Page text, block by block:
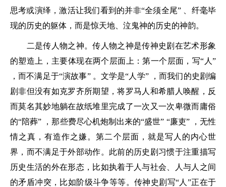
思考或演绎，激活让我们看到的并非“全须全尾” 、纤毫毕
现的历史的躯体，而是惊天地、泣鬼神的历史的神韵。
二是传人物之神。传人物之神是传神史剧在艺术形象
的塑造上，主要体现在两个层面上：第一个层面，写“人”
，而不满足于“演故事” 。文学是“人学” ，而我们的史剧编
剧非但没有如克罗齐所期望，将罗马人和希腊人唤醒，反
而莫名其妙地躺在故纸堆里完成了一次又一次卑微而庸俗
的“陪葬” ，那些费尽心机炮制出来的“盛世” “廉吏” ，无性
情之真，有造作之嫌。第二个层面，就是写人的内心世
界，而不满足于外部动作。此前的历史剧习惯于注重描写
历史生活的外在形态，比如执着于人与社会、人与人之间
的矛盾冲突，比如阶级斗争等等。传神史剧写“人”正在于